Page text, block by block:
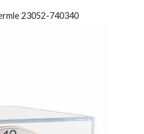
23052-740340